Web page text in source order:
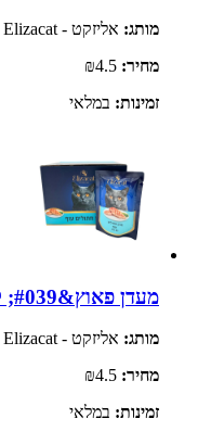
מותג: אליזקט - Elizacat
מחיר:
זמינות: במלאי
מעדן פאוץ&#039; לחתולים בטעם עוף 80 גרם | Elizacat
מותג: אליזקט - Elizacat
מחיר:
זמינות: במלאי